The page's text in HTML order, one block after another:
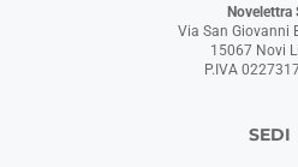
Novelettra
Via San Giovanni
15067 Novi
P.IVA
SEDI